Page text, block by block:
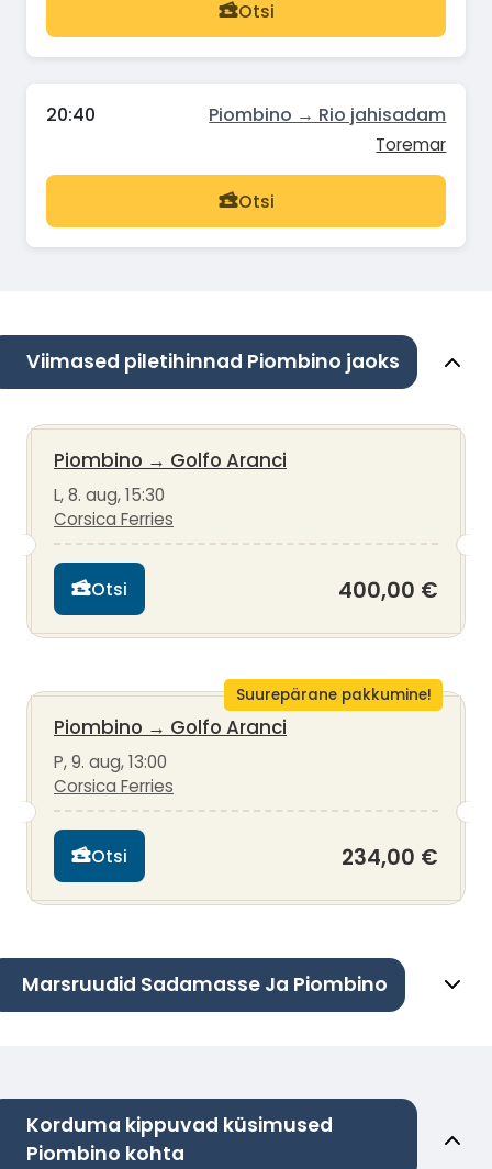
Otsi
20:40 Piombino → Rio jahisadam
Toremar
Otsi
Viimased piletihinnad Piombino jaoks
Piombino → Golfo Aranci
L, 8. aug, 15:30
Corsica Ferries
Otsi 400,00 €
Suurepärane pakkumine!
Piombino → Golfo Aranci
P, 9. aug, 13:00
Corsica Ferries
Otsi 234,00 €
Marsruudid Sadamasse Ja Piombino
Korduma kippuvad küsimused
Piombino kohta